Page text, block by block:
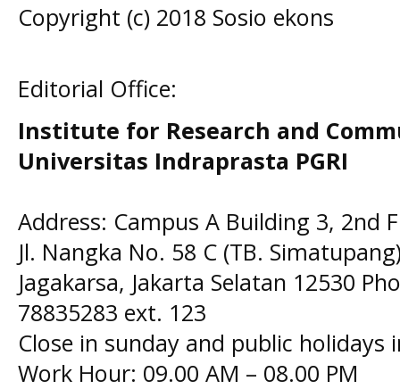
Copyright (c) 2018 Sosio ekons
Editorial Office:
Institute for Research and
Universitas Indraprasta PGRI
Address: Campus A Building 3, 2nd
Jl. Nangka No. 58 C (TB.
Jagakarsa, Jakarta Selatan 12530
78835283 ext. 123
Close in sunday and public holidays
Work Hour: 09.00 AM – 08.00 PM